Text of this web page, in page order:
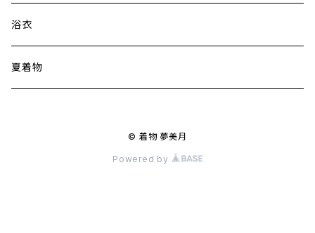
浴衣
夏着物
© 着物 夢美月
Powered by